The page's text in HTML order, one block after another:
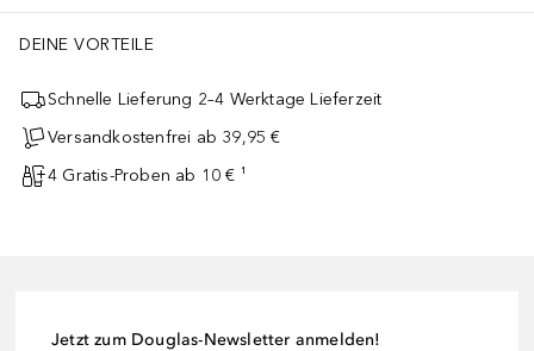
DEINE VORTEILE
Schnelle Lieferung 2–4 Werktage Lieferzeit
Versandkostenfrei ab 39,95 €
4 Gratis-Proben ab 10 € ¹
Jetzt zum Douglas-Newsletter anmelden!